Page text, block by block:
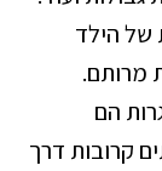
של הילד
מרותם.
הם
קרובות דרך